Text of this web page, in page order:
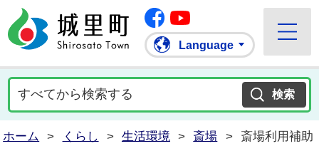
城里町ホームページ
Facebook
Language
ホーム > くらし > 生活環境 > 斎場 > 斎場利用補助